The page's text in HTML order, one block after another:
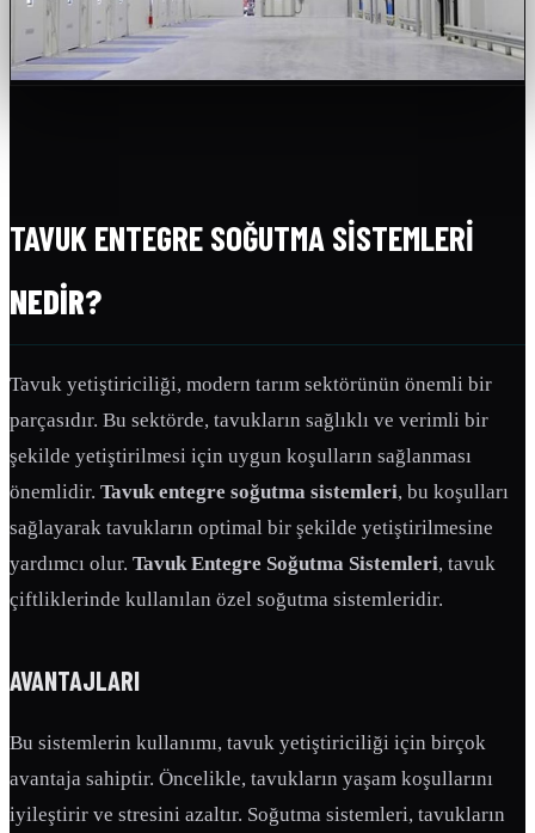
TAVUK ENTEGRE SOĞUTMA SISTEMLERI
NEDIR?
Tavuk yetiştiriciliği, modern tarım sektörünün önemli bir
parçasıdır. Bu sektörde, tavukların sağlıklı ve verimli bir
şekilde yetiştirilmesi için uygun koşulların sağlanması
önemlidir. Tavuk entegre soğutma sistemleri, bu koşulları
sağlayarak tavukların optimal bir şekilde yetiştirilmesine
yardımcı olur. Tavuk Entegre Soğutma Sistemleri, tavuk
çiftliklerinde kullanılan özel soğutma sistemleridir.
AVANTAJLARI
Bu sistemlerin kullanımı, tavuk yetiştiriciliği için birçok
avantaja sahiptir. Öncelikle, tavukların yaşam koşullarını
iyileştirir ve stresini azaltır. Soğutma sistemleri, tavukların